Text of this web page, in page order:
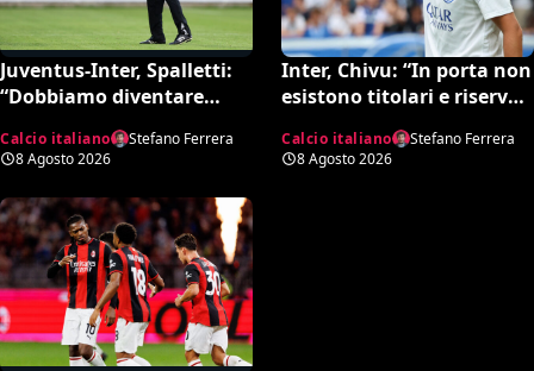
Juventus-Inter, Spalletti:
“Dobbiamo diventare
Cose che possono
capitare”
Calcio italiano
Stefano Ferrera
8 Agosto 2026
Inter, Chivu: “In porta non
esistono titolari e riserve.
Calcio italiano
Stefano Ferrera
8 Agosto 2026